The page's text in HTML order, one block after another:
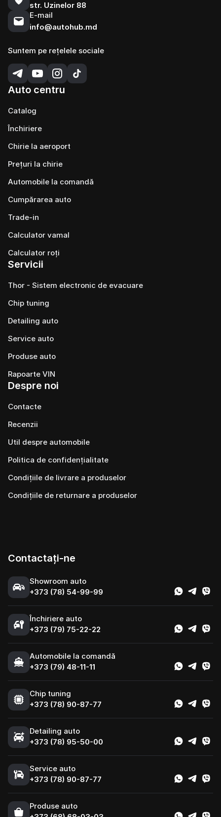
str. Uzinelor 88
E-mail
info@autohub.md
Suntem pe rețelele sociale
Auto centru
Catalog
Închiriere
Chirie la aeroport
Prețuri la chirie
Automobile la comandă
Cumpărarea auto
Trade-in
Calculator vamal
Calculator roți
Servicii
Thor - Sistem electronic de evacuare
Chip tuning
Detailing auto
Service auto
Produse auto
Rapoarte VIN
Despre noi
Contacte
Recenzii
Util despre automobile
Politica de confidențialitate
Condițiile de livrare a produselor
Condițiile de returnare a produselor
Contactați-ne
Showroom auto
+373 (78) 54-99-99
Închiriere auto
+373 (79) 75-22-22
Automobile la comandă
+373 (79) 48-11-11
Chip tuning
+373 (78) 90-87-77
Detailing auto
+373 (78) 95-50-00
Service auto
+373 (78) 90-87-77
Produse auto